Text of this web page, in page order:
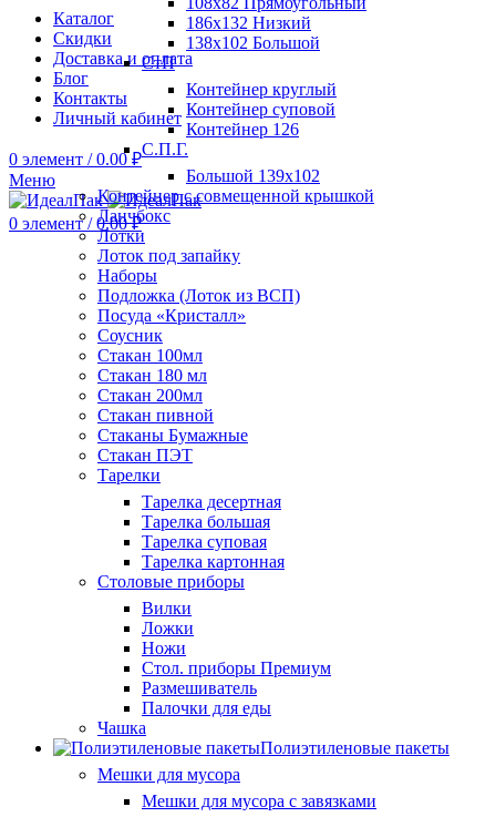
Каталог
Скидки
Доставка и оплата
Блог
Контакты
Личный кабинет
0 элемент / 0.00₽
Меню
0 элемент / 0.00₽
186х132 Низкий
138х102 Большой
СтП
Контейнер круглый
Контейнер суповой
Контейнер 126
С.П.Г.
Большой 139х102
Контейнер с совмещенной крышкой
Ланчбокс
Лотки
Лоток под запайку
Наборы
Подложка (Лоток из ВСП)
Посуда «Кристалл»
Соусник
Стакан 100мл
Стакан 180 мл
Стакан 200мл
Стакан пивной
Стаканы Бумажные
Стакан ПЭТ
Тарелки
Тарелка десертная
Тарелка большая
Тарелка суповая
Тарелка картонная
Столовые приборы
Вилки
Ложки
Ножи
Стол. приборы Премиум
Размешиватель
Палочки для еды
Чашка
Полиэтиленовые пакеты
Мешки для мусора
Мешки для мусора с завязками